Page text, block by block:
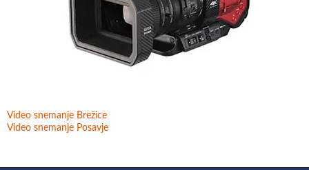
Video snemanje Brežice
Video snemanje Posavje